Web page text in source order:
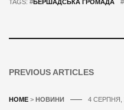
TAGS: #БЕРШАДСЬКА ГРОМАДА #
PREVIOUS ARTICLES
HOME > НОВИНИ 4 СЕРПНЯ,